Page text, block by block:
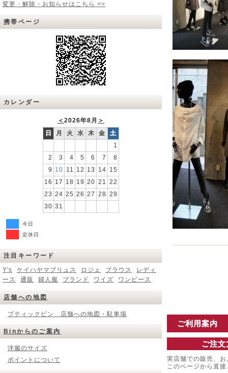
変更・解除・お知らせはこちら >>
携帯ページ
カレンダー
＜ 2026年8月 ＞
日
月 火 水 木 金
土
1
2
3 4 5 6 7
8
9 10 11 12 13 14 15
16 17 18 19 20 21 22
23 24 25 26 27 28 29
30 31
今日
定休日
注目キーワード
Y's
ケイハヤマプリュス ロジェ ブラウス
レディ
ース
通販 婦人服 ブランド ワイズ ワンピース
店舗への地図
ブティックビン 店舗への地図・駐車場
Binからのご案内
洋服のサイズ
ポイントについて
ご利用案内
ご注
実店舗での販売、
このページから直